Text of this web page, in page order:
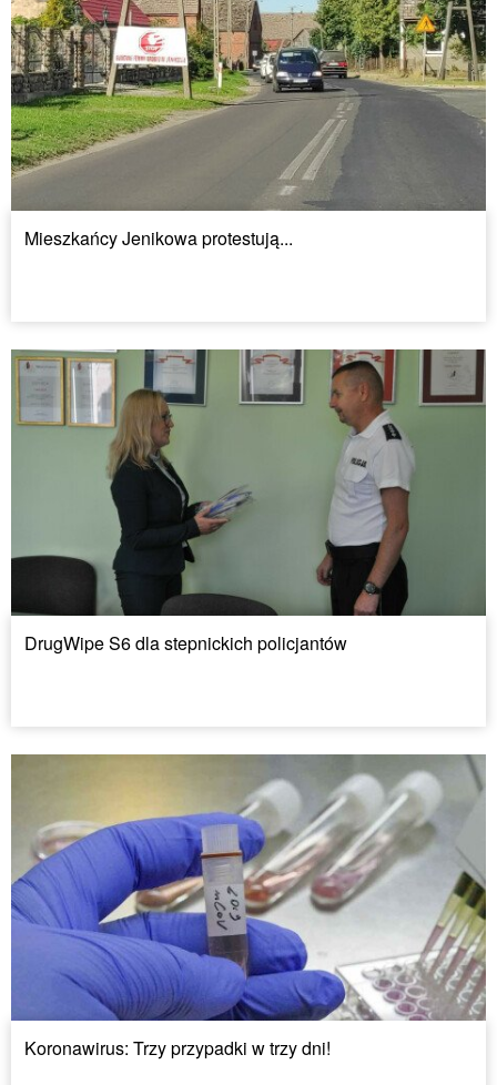
Mieszkańcy Jenikowa protestują...
DrugWipe S6 dla stepnickich policjantów
Koronawirus: Trzy przypadki w trzy dni!